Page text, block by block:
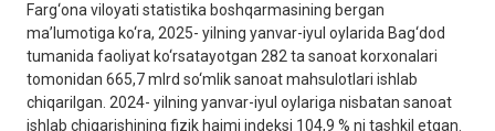
Farg‘ona viloyati statistika boshqarmasining bergan
ma’lumotiga ko‘ra, 2025- yilning yanvar-iyul oylarida Bag‘dod
tumanida faoliyat ko‘rsatayotgan 282 ta sanoat korxonalari
tomonidan 665,7 mlrd so‘mlik sanoat mahsulotlari ishlab
chiqarilgan. 2024- yilning yanvar-iyul oylariga nisbatan sanoat
ishlab chiqarishining fizik hajmi indeksi 104,9 % ni tashkil etgan.